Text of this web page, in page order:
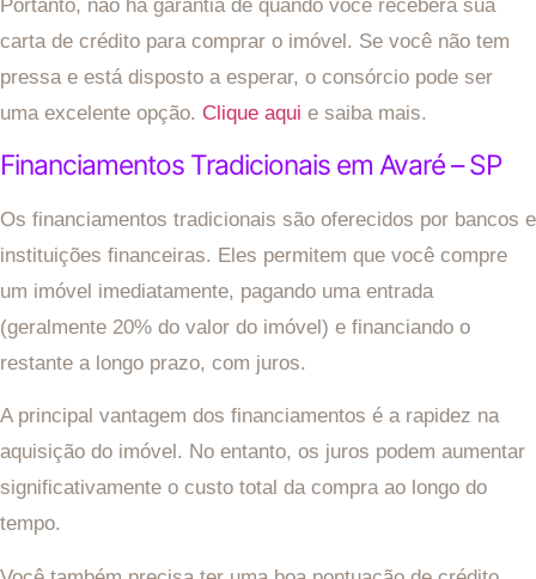
Portanto, não há garantia de quando você receberá sua
carta de crédito para comprar o imóvel. Se você não tem
pressa e está disposto a esperar, o consórcio pode ser
uma excelente opção. Clique aqui e saiba mais.
Financiamentos Tradicionais em Avaré – SP
Os financiamentos tradicionais são oferecidos por bancos e
instituições financeiras. Eles permitem que você compre
um imóvel imediatamente, pagando uma entrada
(geralmente 20% do valor do imóvel) e financiando o
restante a longo prazo, com juros.
A principal vantagem dos financiamentos é a rapidez na
aquisição do imóvel. No entanto, os juros podem aumentar
significativamente o custo total da compra ao longo do
tempo.